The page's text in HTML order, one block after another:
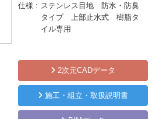
仕様
ステンレス目地 防水・防臭
タイプ 上部止水式 樹脂タ
イル専用
2次元CADデータ
施工・組立・取扱説明書